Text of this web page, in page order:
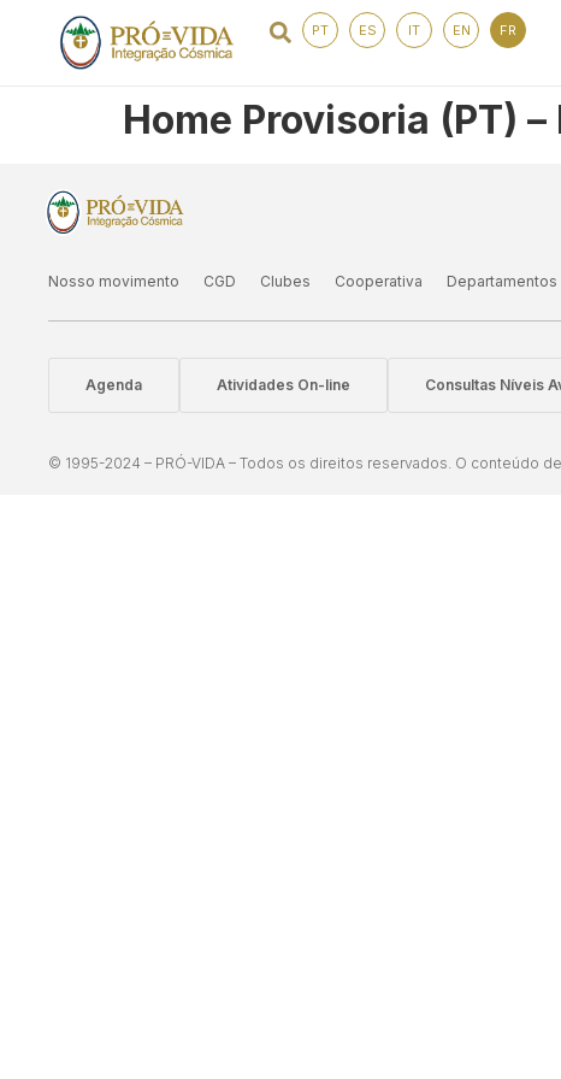
PT ES IT EN FR
Home Provisoria (PT) –
Nosso movimento CGD Clubes Cooperativa Departamentos
Agenda Atividades On-line Consultas Níveis
© 1995-2024 – PRÓ-VIDA – Todos os direitos reservados. O conteúdo